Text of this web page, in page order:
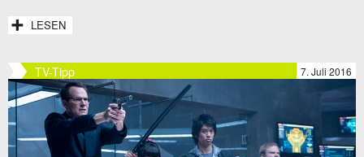
LESEN
TV-Tipp 7. Juli 2016